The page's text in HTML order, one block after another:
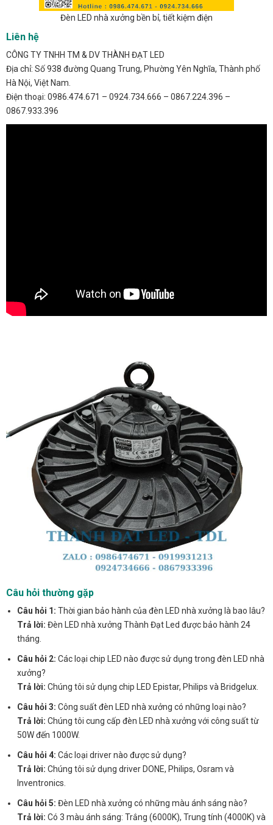
Đèn LED nhà xưởng bền bỉ, tiết kiệm điện
Liên hệ
CÔNG TY TNHH TM & DV THÀNH ĐẠT LED
Địa chỉ: Số 938 đường Quang Trung, Phường Yên Nghĩa, Thành phố
Hà Nội, Việt Nam.
Điện thoại: 0986.474.671 – 0924.734.666 – 0867.224.396 –
0867.933.396
Câu hỏi thường gặp
Câu hỏi 1: Thời gian bảo hành của đèn LED nhà xưởng là bao lâu?
Trả lời: Đèn LED nhà xưởng Thành Đạt Led được bảo hành 24
tháng.
Câu hỏi 2: Các loại chip LED nào được sử dụng trong đèn LED nhà
xưởng?
Trả lời: Chúng tôi sử dụng chip LED Epistar, Philips và Bridgelux.
Câu hỏi 3: Công suất đèn LED nhà xưởng có những loại nào?
Trả lời: Chúng tôi cung cấp đèn LED nhà xưởng với công suất từ
50W đến 1000W.
Câu hỏi 4: Các loại driver nào được sử dụng?
Trả lời: Chúng tôi sử dụng driver DONE, Philips, Osram và
Inventronics.
Câu hỏi 5: Đèn LED nhà xưởng có những màu ánh sáng nào?
Trả lời: Có 3 màu ánh sáng: Trắng (6000K), Trung tính (4000K) và